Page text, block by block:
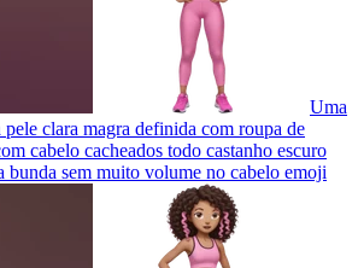
Uma
pele clara magra definida com roupa de
cabelo cacheados todo castanho escuro
bunda sem muito volume no cabelo emoji